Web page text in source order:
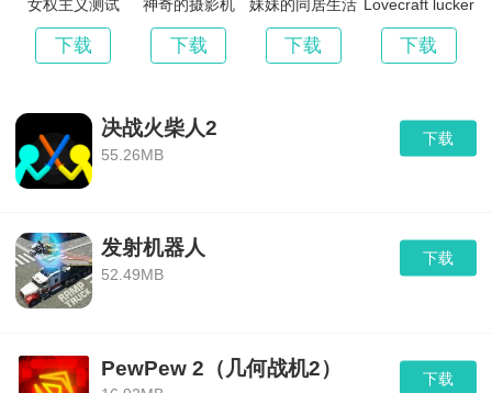
女权主义测试
下载
神奇的摄影机
下载
妹妹的同居生活
下载
Lovecraft lucker
下载
决战火柴人2
55.26MB
下载
发射机器人
52.49MB
下载
PewPew 2（几何战机2） 下载